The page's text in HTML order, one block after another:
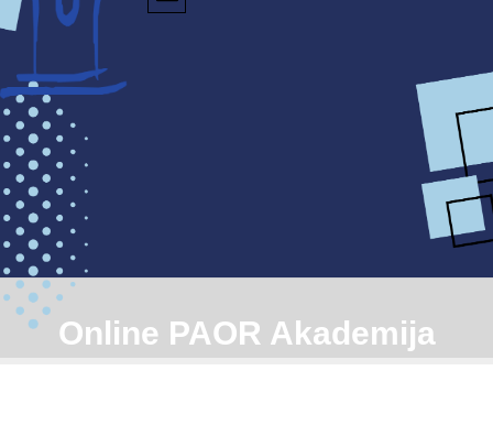
Online PAOR Akademija